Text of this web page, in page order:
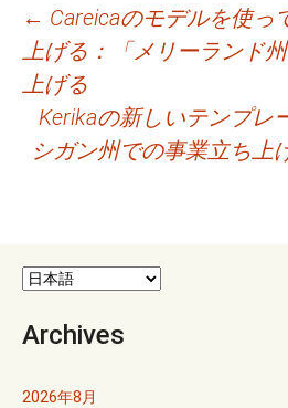
投
稿
ビ
シ
ョ
ン
← Careicaのモデルを使っ
上げる：「メリーランド
上げる
Kerikaの新しいテンプレ
シガン州での事業立ち上
Archives
2026年8月